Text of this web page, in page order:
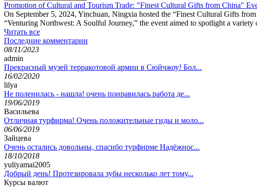
Promotion of Cultural and Tourism Trade: "Finest Cultural Gifts from China"
On September 5, 2024, Yinchuan, Ningxia hosted the “Finest Cultural Gifts
“Venturing Northwest: A Soulful Journey,” the event aimed to spotlight a
Читать все
Последние комментарии
08/11/2023
admin
Прекрасный музей терракотовой армии в Сюйчжоу! Бол...
16/02/2020
lilya
Не поленилась - нашла! очень понравилась работа де...
19/06/2019
Васильева
Отличная турфирма! Очень положительные гиды и моло...
06/06/2019
Зайцева
Очень остались довольны, спасибо турфирме Надёжнос...
18/10/2018
yuliyamai2005
Добрый день! Протезировала зубы несколько лет тому...
Курсы валют